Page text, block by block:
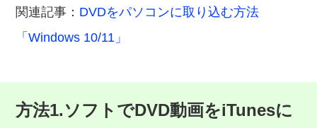
関連記事： DVDをパソコンに取り込む方法
「Windows 10/11」
方法1.ソフトでDVD動画をiTunesに